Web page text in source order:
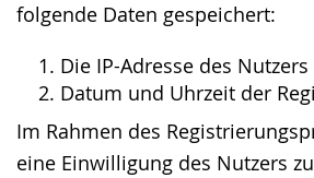
folgende Daten gespeichert:
Die IP-Adresse des Nutzers
Datum und Uhrzeit der
Im Rahmen des
eine Einwilligung des Nutzers